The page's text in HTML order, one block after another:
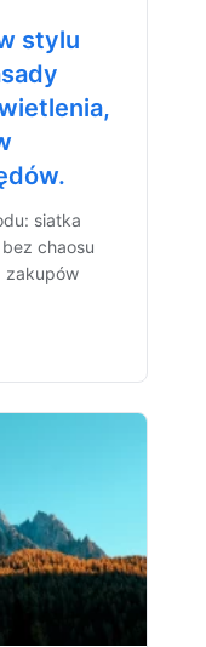
stylu
siatka
bez chaosu
zakupów